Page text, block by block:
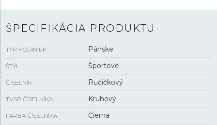
ŠPECIFIKÁCIA PRODUKTU
TYP HODINIEK Pánske
ŠTÝL Športové
ČÍSELNÍK Ručičkový
TVAR ČÍSELNÍKA Kruhový
FARBA ČÍSELNÍKA Čierna